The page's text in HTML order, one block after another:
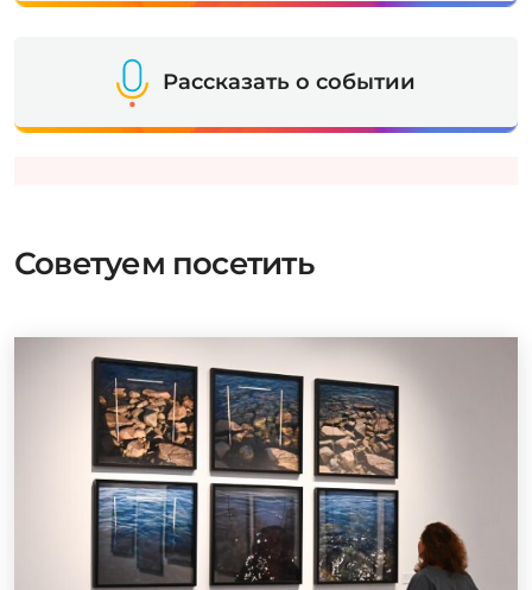
Рассказать о событии
Советуем посетить